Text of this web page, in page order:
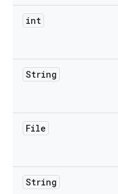
int
String
File
String